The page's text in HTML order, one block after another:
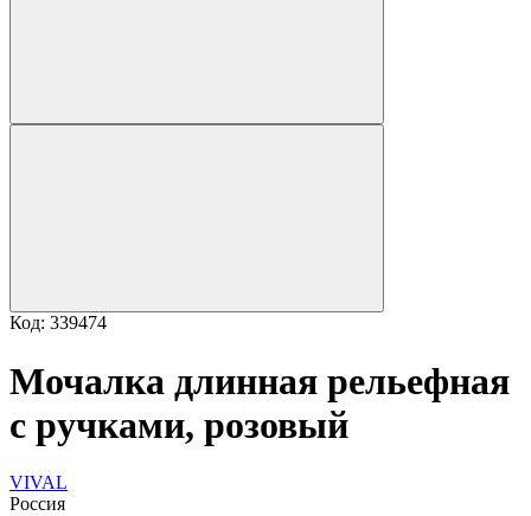
Код: 339474
Мочалка длинная рельефная
с ручками, розовый
VIVAL
Россия